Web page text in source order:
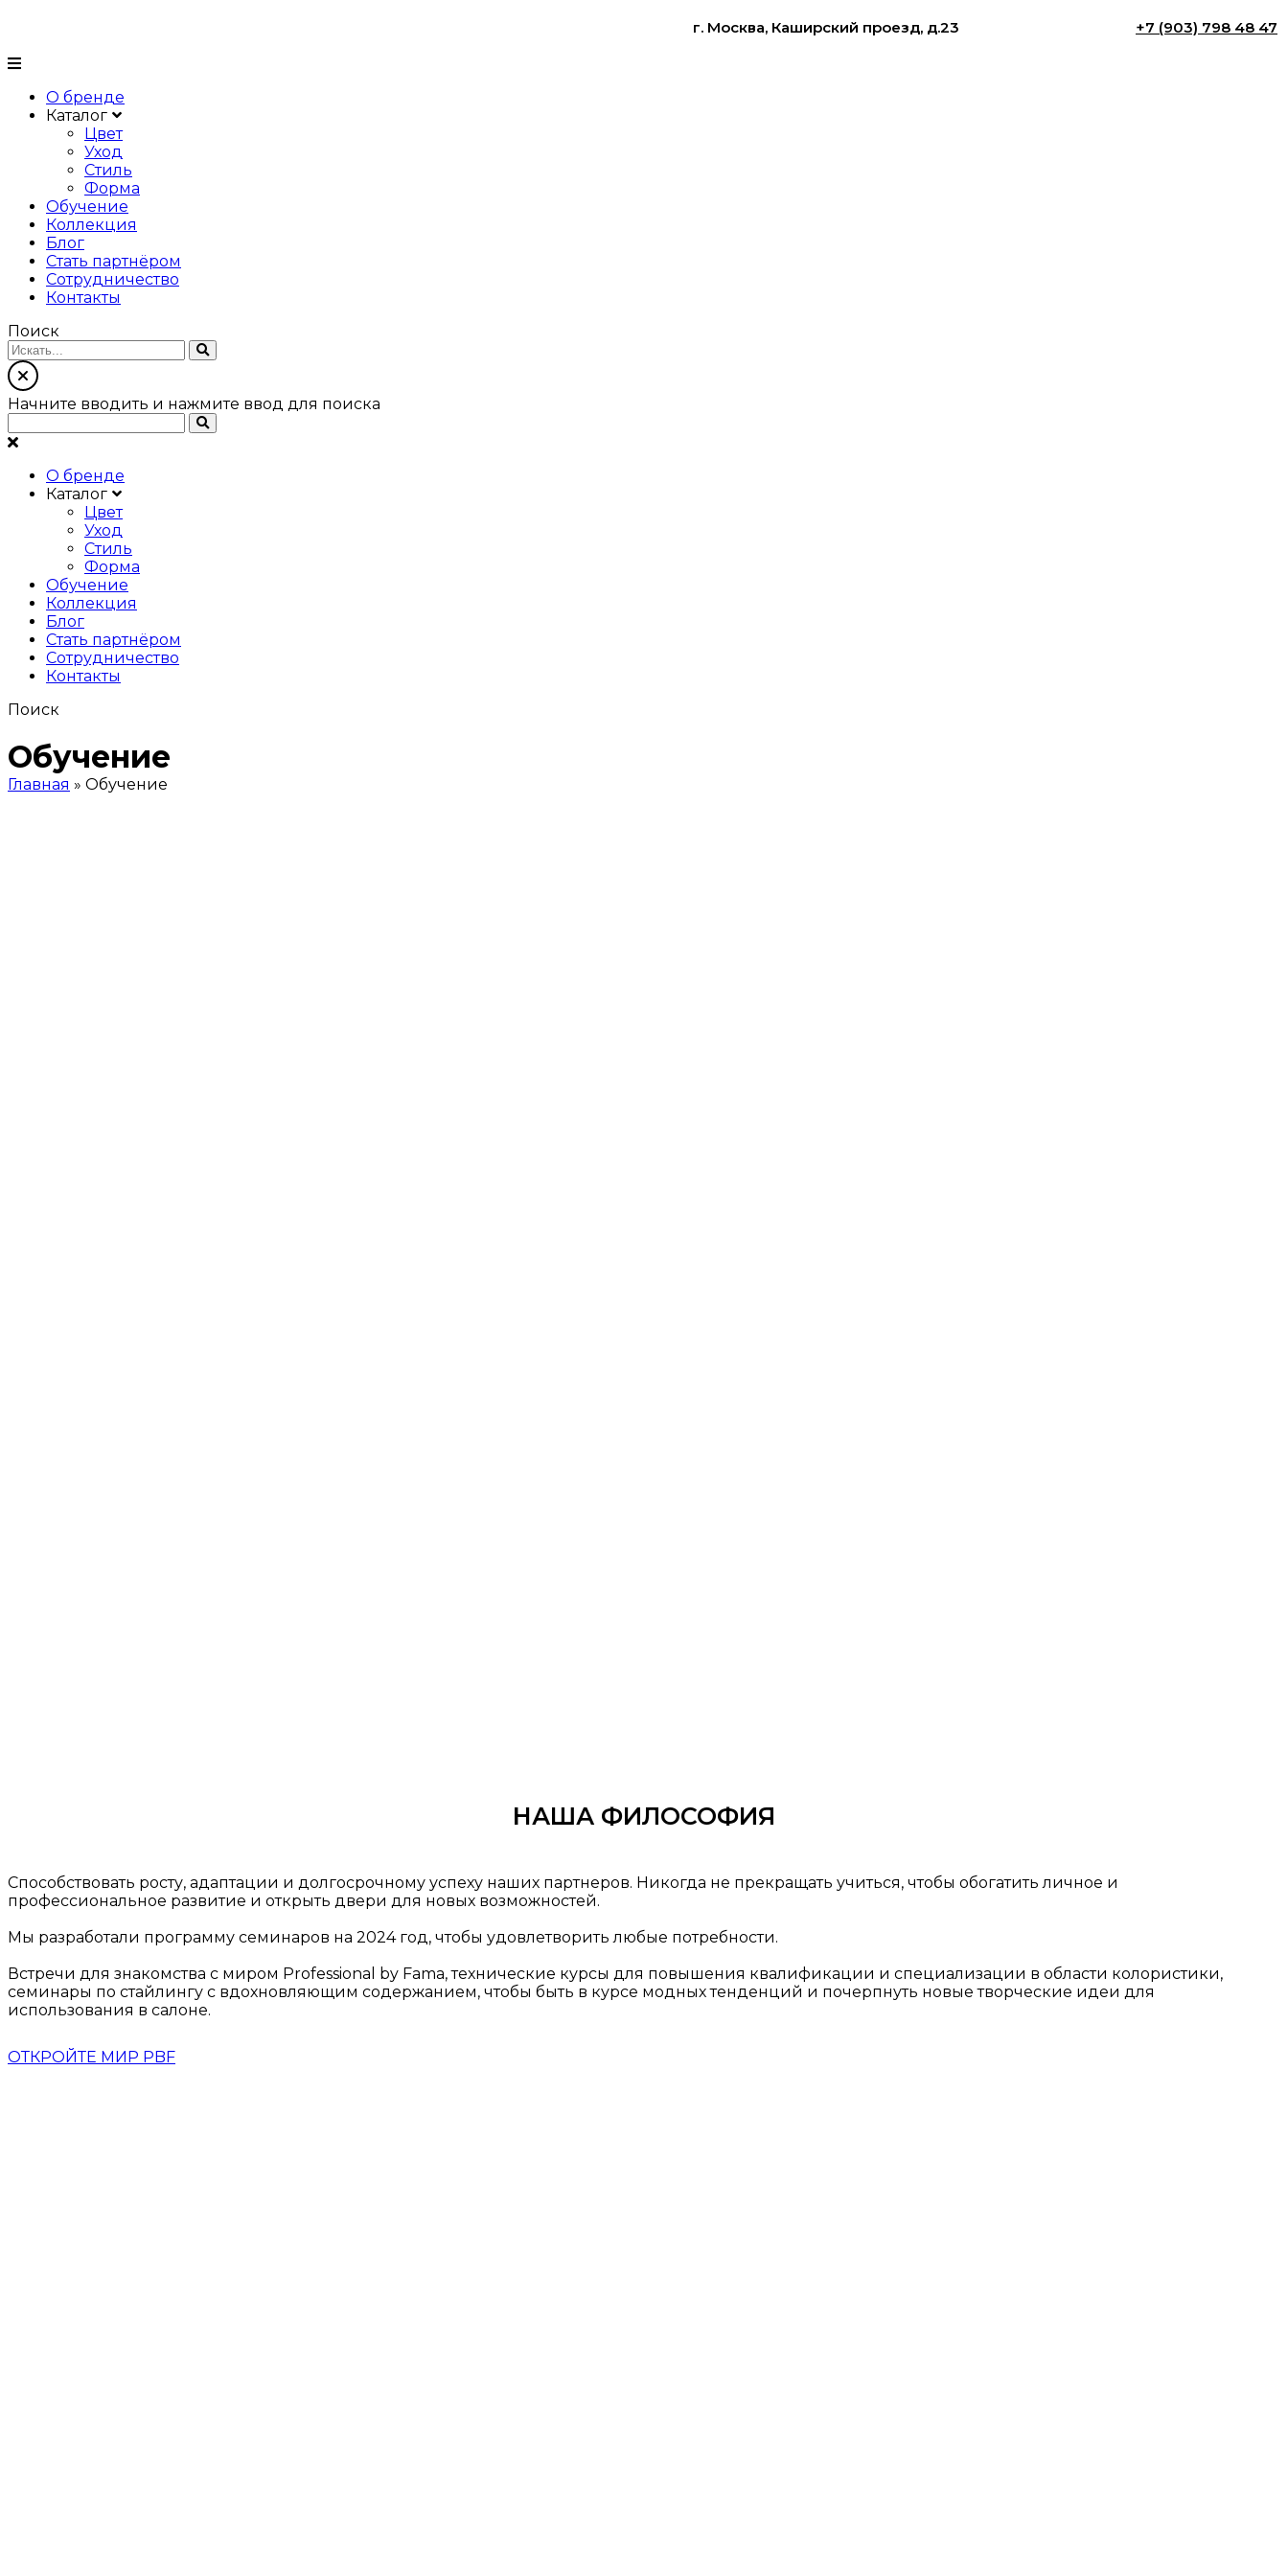
г. Москва, Каширский проезд, д.23 +7 (903) 798 48 47
О бренде
Каталог
Цвет
Уход
Стиль
Форма
Обучение
Коллекция
Блог
Стать партнёром
Сотрудничество
Контакты
Поиск
Начните вводить и нажмите ввод для поиска
О бренде
Каталог
Цвет
Уход
Стиль
Форма
Обучение
Коллекция
Блог
Стать партнёром
Сотрудничество
Контакты
Поиск
Обучение
Главная » Обучение
НАША ФИЛОСОФИЯ
Способствовать росту, адаптации и долгосрочному успеху наших партнеров. Никогда не прекращать учиться, чтобы обогатить личное и
профессиональное развитие и открыть двери для новых возможностей.
Мы разработали программу семинаров на 2024 год, чтобы удовлетворить любые потребности.
Встречи для знакомства с миром Professional by Fama, технические курсы для повышения квалификации и специализации в области колористики,
семинары по стайлингу с вдохновляющим содержанием, чтобы быть в курсе модных тенденций и почерпнуть новые творческие идеи для
использования в салоне.
ОТКРОЙТЕ МИР PBF